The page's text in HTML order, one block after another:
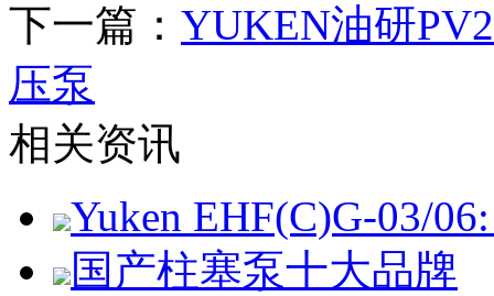
下一篇： YUKEN油研
压泵
相关资讯
Yuken EHF(C)G-03/
国产柱塞泵十大品牌